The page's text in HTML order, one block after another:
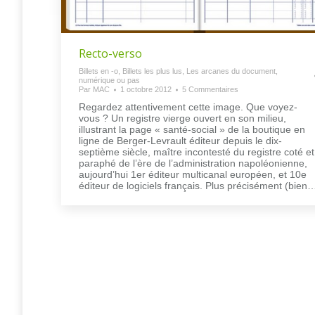
Recto-verso
Billets en -o Billets les plus lus
Les arcanes du document,
numérique ou pas
Par MAC 1 octobre 2012 5 Commentaires
Regardez attentivement cette image. Que voyez-
vous ? Un registre vierge ouvert en son milieu,
illustrant la page « santé-social » de la boutique en
ligne de Berger-Levrault éditeur depuis le dix-
septième siècle, maître incontesté du registre coté et
paraphé de l’ère de l’administration napoléonienne,
aujourd’hui 1er éditeur multicanal européen, et 10e
éditeur de logiciels français. Plus précisément